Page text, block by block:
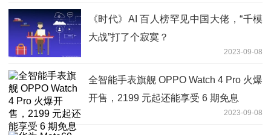
《时代》AI 百人榜罕见中国大佬，“千模
大战”打了个寂寞？
2023-09-08
全智能手表旗舰 OPPO Watch 4 Pro 火爆
开售，2199 元起还能享受 6 期免息
2023-09-08